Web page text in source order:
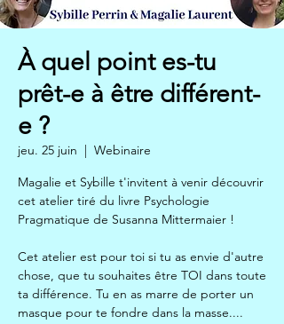
À quel point es-tu
prêt-e à être différent-
e ?
jeu. 25 juin
  |
Webinaire
Magalie et Sybille t'invitent à venir découvrir
cet atelier tiré du livre Psychologie
Pragmatique de Susanna Mittermaier !
Cet atelier est pour toi si tu as envie d'autre
chose, que tu souhaites être TOI dans toute
ta différence. Tu en as marre de porter un
masque pour te fondre dans la masse....